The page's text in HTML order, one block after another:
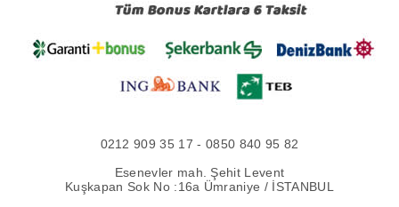
0212 909 35 17 - 0850 840 95 82
Esenevler mah. Şehit Levent
Kuşkapan Sok No :16a Ümraniye / İSTANBUL